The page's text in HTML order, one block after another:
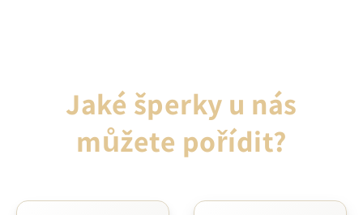
Jaké šperky u nás
můžete pořídit?